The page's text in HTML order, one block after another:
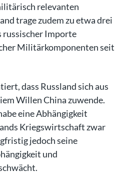
relevanten
trage zudem zu etwa drei
russischer Importe
Militärkomponenten seit
dass Russland sich aus
Willen China zuwende.
eine Abhängigkeit
Kriegswirtschaft zwar
jedoch seine
und